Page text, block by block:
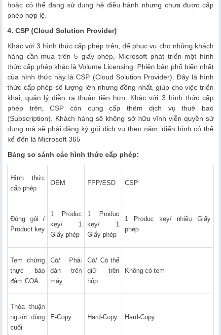
hoặc có thể đang sử dụng hệ điều hành nhưng chưa được cấp
phép hợp lệ.
4. CSP (Cloud Solution Provider)
Khác với 3 hình thức cấp phép trên, để phục vụ cho những khách
hàng cần mua trên 5 giấy phép, Microsoft phát triển một hình
thức cấp phép khác là Volume Licensing. Phiên bản phổ biến nhất
của hình thức này là CSP (Cloud Solution Provider). Đây là hình
thức cấp phép số lượng lớn nhưng đồng nhất, giúp cho việc triển
khai, quản lý diễn ra thuận tiện hơn. Khác với 3 hình thức cấp
phép trên, CSP còn cung cấp thêm dịch vụ thuê bao
(Subscription). Khách hàng sẽ không sở hữu vĩnh viễn quyền sử
dụng mà sẽ phải đăng ký gói dịch vụ theo năm, điển hình có thể
kể đến là Microsoft 365
Bảng so sánh các hình thức cấp phép:
Hình thức
cấp phép
OEM FPP/ESD CSP
Đóng gói /
Product key
1 Produc
key/ 1
Giấy phép
1 Produc
key/ 1
Giấy phép
1 Produc key/ nhiều Giấy
phép
Tem chứng
thực bảo
đảm COA
Có/ Phải
dán trên
máy
Có/ Có thể
giữ trên
hộp
Không có tem
Thỏa thuận
người dùng
cuối
E-Copy Hard-Copy Hard-Copy